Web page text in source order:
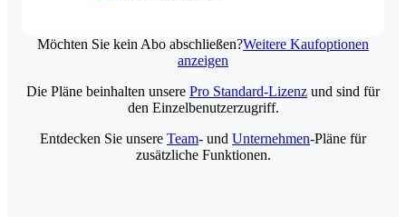
Möchten Sie kein Abo abschließen?Weitere Kaufoptionen
anzeigen
Die Pläne beinhalten unsere Pro Standard-Lizenz und sind für
den Einzelbenutzerzugriff.
Entdecken Sie unsere Team- und Unternehmen-Pläne für
zusätzliche Funktionen.